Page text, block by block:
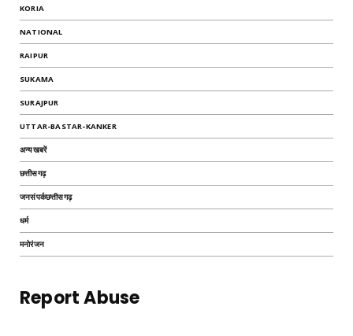
KORIA
NATIONAL
RAIPUR
SUKAMA
SURAJPUR
UTTAR-BASTAR-KANKER
अन्यखबरें
छत्तीसगढ़
जनसंपर्कछत्तीसगढ़
धर्म
मनोरंजन
Report Abuse